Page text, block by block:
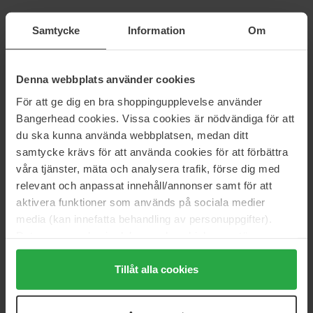
Samtycke Information Om
Denna webbplats använder cookies
För att ge dig en bra shoppingupplevelse använder
Bangerhead cookies. Vissa cookies är nödvändiga för att
du ska kunna använda webbplatsen, medan ditt
samtycke krävs för att använda cookies för att förbättra
våra tjänster, mäta och analysera trafik, förse dig med
relevant och anpassat innehåll/annonser samt för att
aktivera funktioner som används på sociala medier
media (kan innefatta behandling av personuppgifter).
Genom att trycka på "Tillåt alla cookies" accepterar du
alla cookies, medan du under "Detaljer" kan anpassa
användningen av cookies. Du kan när som helst återkalla
Tillåt alla cookies
Peptide Skinjection™ Moisture
Infusion Cream
64 €
Potent C Eye Cream
15 ml
83 €
Pagina 1 van 2 Volgende
Meer tonen
huidverzorgingsproducten zijn resultaatgericht met
wetenschappelijk geavanceerde, corrigerende en kalmerende